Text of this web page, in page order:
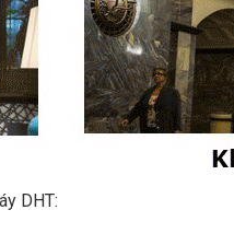
DHT: